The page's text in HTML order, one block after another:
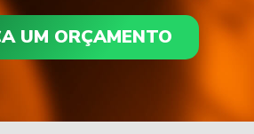
UM ORÇAMENTO